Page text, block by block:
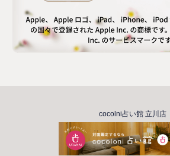
cocolni占い館 立川店